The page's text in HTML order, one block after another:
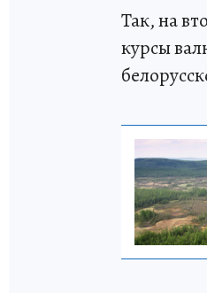
Так, на
курсы